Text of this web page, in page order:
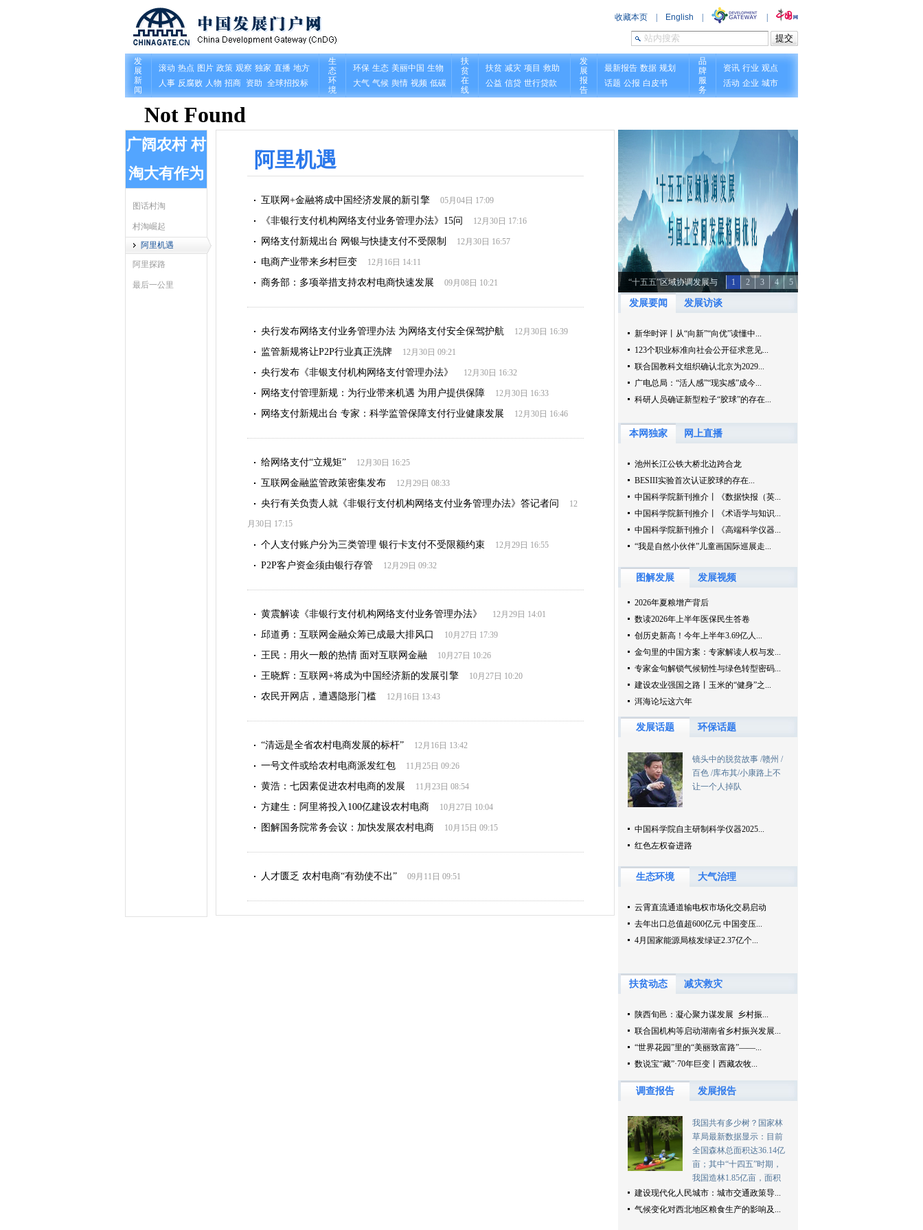
广阔农村 村
淘大有作为
图话村淘
村淘崛起
阿里机遇
阿里探路
最后一公里
阿里机遇
互联网+金融将成中国经济发展的新引擎 05月04日 17:09
《非银行支付机构网络支付业务管理办法》15问 12月30日 17:16
网络支付新规出台 网银与快捷支付不受限制 12月30日 16:57
电商产业带来乡村巨变 12月16日 14:11
商务部：多项举措支持农村电商快速发展 09月08日 10:21
央行发布网络支付业务管理办法 为网络支付安全保驾护航 12月30日 16:39
监管新规将让P2P行业真正洗牌 12月30日 09:21
央行发布《非银支付机构网络支付管理办法》 12月30日 16:32
网络支付管理新规：为行业带来机遇 为用户提供保障 12月30日 16:33
网络支付新规出台 专家：科学监管保障支付行业健康发展 12月30日 16:46
给网络支付“立规矩” 12月30日 16:25
互联网金融监管政策密集发布 12月29日 08:33
央行有关负责人就《非银行支付机构网络支付业务管理办法》答记者问 12
月30日 17:15
个人支付账户分为三类管理 银行卡支付不受限额约束
12月29日 16:55
P2P客户资金须由银行存管 12月29日 09:32
黄震解读《非银行支付机构网络支付业务管理办法》 12月29日 14:01
邱道勇：互联网金融众筹已成最大排风口 10月27日 17:39
王民：用火一般的热情 面对互联网金融 10月27日 10:26
王晓辉：互联网+将成为中国经济新的发展引擎 10月27日 10:20
农民开网店，遭遇隐形门槛 12月16日 13:43
“清远是全省农村电商发展的标杆” 12月16日 13:42
一号文件或给农村电商派发红包 11月25日 09:26
黄浩：七因素促进农村电商的发展 11月23日 08:54
方建生：阿里将投入100亿建设农村电商 10月27日 10:04
图解国务院常务会议：加快发展农村电商 10月15日 09:15
人才匮乏 农村电商“有劲使不出” 09月11日 09:51